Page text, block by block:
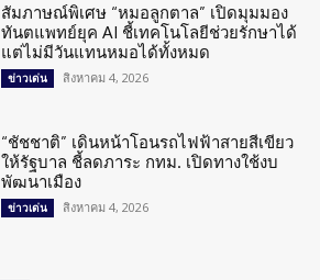
สัมภาษณ์พิเศษ “หมอลูกตาล” เปิดมุมมอง
ทันตแพทย์ยุค AI ชี้เทคโนโลยีช่วยรักษาได้
แต่ไม่มีวันแทนหมอได้ทั้งหมด
ข่าวเด่น สิงหาคม 4, 2026
“ชัชชาติ” เดินหน้าโอนรถไฟฟ้าสายสีเขียว
ให้รัฐบาล ชี้ลดภาระ กทม. เปิดทางใช้งบ
พัฒนาเมือง
ข่าวเด่น สิงหาคม 4, 2026